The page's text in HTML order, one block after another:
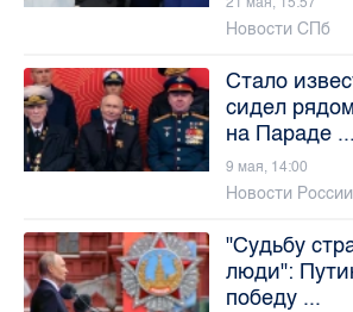
Новости СПб
Стало
сидел
на Параде ...
9 мая, 14:00
Новости России
"Судьбу
люди":
победу ...